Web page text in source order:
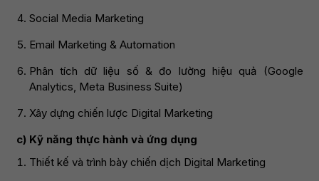
Social Media Marketing
Email Marketing & Automation
Phân tích dữ liệu số & đo lường hiệu quả (Google
Analytics, Meta Business Suite)
Xây dựng chiến lược Digital Marketing
c) Kỹ năng thực hành và ứng dụng
Thiết kế và trình bày chiến dịch Digital Marketing